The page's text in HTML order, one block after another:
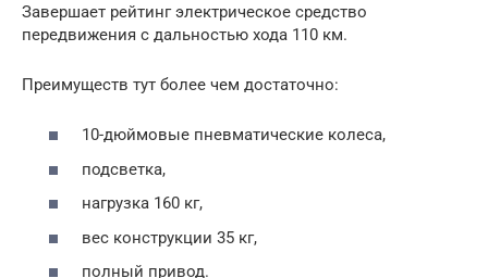
Завершает рейтинг электрическое средство
передвижения с дальностью хода 110 км.
Преимуществ тут более чем достаточно:
10-дюймовые пневматические колеса,
подсветка,
нагрузка 160 кг,
вес конструкции 35 кг,
полный привод.